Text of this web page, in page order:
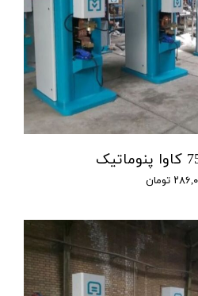
تومان